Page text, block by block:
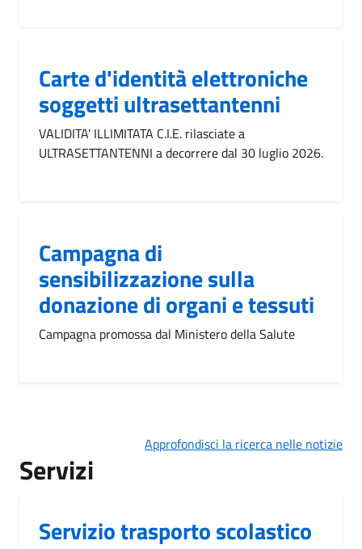
Carte d'identità elettroniche
soggetti ultrasettantenni
VALIDITA' ILLIMITATA C.I.E. rilasciate a
ULTRASETTANTENNI a decorrere dal 30 luglio 2026.
Campagna di
sensibilizzazione sulla
donazione di organi e tessuti
Campagna promossa dal Ministero della Salute
Approfondisci la ricerca nelle notizie
Servizi
Servizio trasporto scolastico